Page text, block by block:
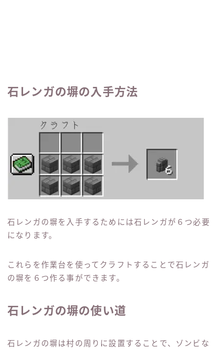
石レンガの塀の入手方法
石レンガの塀を入手するためには石レンガが６つ必要
になります。
これらを作業台を使ってクラフトすることで石レンガ
の塀を６つ作る事ができます。
石レンガの塀の使い道
石レンガの塀は村の周りに設置することで、ゾンビな